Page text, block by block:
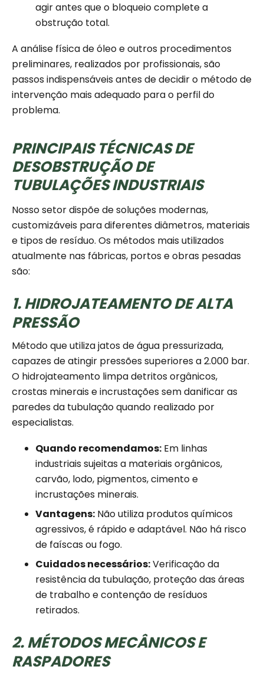
agir antes que o bloqueio complete a
obstrução total.
A análise física de óleo e outros procedimentos
preliminares, realizados por profissionais, são
passos indispensáveis antes de decidir o método de
intervenção mais adequado para o perfil do
problema.
PRINCIPAIS TÉCNICAS DE
DESOBSTRUÇÃO DE
TUBULAÇÕES INDUSTRIAIS
Nosso setor dispõe de soluções modernas,
customizáveis para diferentes diâmetros, materiais
e tipos de resíduo. Os métodos mais utilizados
atualmente nas fábricas, portos e obras pesadas
são:
1. HIDROJATEAMENTO DE ALTA
PRESSÃO
Método que utiliza jatos de água pressurizada,
capazes de atingir pressões superiores a 2.000 bar.
O hidrojateamento limpa detritos orgânicos,
crostas minerais e incrustações sem danificar as
paredes da tubulação quando realizado por
especialistas.
Quando recomendamos: Em linhas
industriais sujeitas a materiais orgânicos,
carvão, lodo, pigmentos, cimento e
incrustações minerais.
Vantagens: Não utiliza produtos químicos
agressivos, é rápido e adaptável. Não há risco
de faíscas ou fogo.
Cuidados necessários:Verificação da
resistência da tubulação, proteção das áreas
de trabalho e contenção de resíduos
retirados.
2. MÉTODOS MECÂNICOS E
RASPADORES